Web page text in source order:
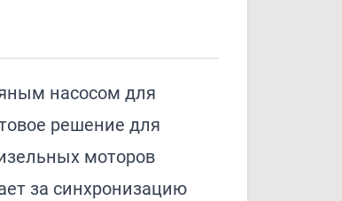
насосом для
решение для
моторов
за синхронизацию